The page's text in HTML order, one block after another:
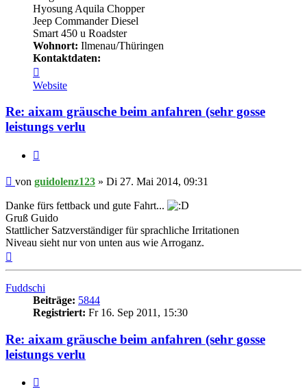
Hyosung Aquila Chopper
Jeep Commander Diesel
Smart 450 u Roadster
Wohnort: Ilmenau/Thüringen
Kontaktdaten:
von
guidolenz123
Website
Re: aixam gräusche beim anfahren (sehr gosse
leistungs verlu
Beitrag
von guidolenz123 » Di 27. Mai 2014, 09:31
Danke fürs fettback und gute Fahrt...
Gruß Guido
Stattlicher Satzverständiger für sprachliche Irritationen
Niveau sieht nur von unten aus wie Arroganz.
Fuddschi
Beiträge: 5844
Registriert: Fr 16. Sep 2011, 15:30
Re: aixam gräusche beim anfahren (sehr gosse
leistungs verlu